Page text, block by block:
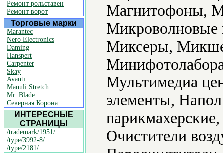
Ремонт рольставен
Ремонт ворот
Торговые марки
Marantec
Nero Electronics
Daming
Hanspert
Carpenter
Skay
Avanti
Manuli Stretch
Mr. Blade
Северная Корона
ИНТЕРЕСНЫЕ
СТРАНИЦЫ
/trademark/1951/
/type/3992-8/
/type/2181/
Магнитофоны,
Миксеры,
Мультимедиа
элементы,
Очистители